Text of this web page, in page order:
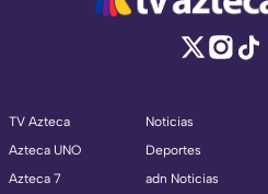
TV Azteca
Azteca UNO
Azteca 7
Noticias
Deportes
adn Noticias